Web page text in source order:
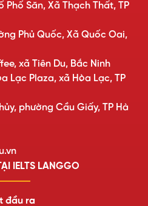
Phố Săn, Xã Thạch Thất, TP
Phủ Quốc, Xã Quốc Oai,
xã Tiên Du, Bắc Ninh
Lạc Plaza, xã Hòa Lạc, TP
phường Cầu Giấy, TP Hà
IELTS LANGGO
đầu ra